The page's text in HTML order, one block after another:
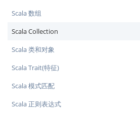
Scala 数组
Scala Collection
Scala 类和对象
Scala Trait(特征)
Scala 模式匹配
Scala 正则表达式